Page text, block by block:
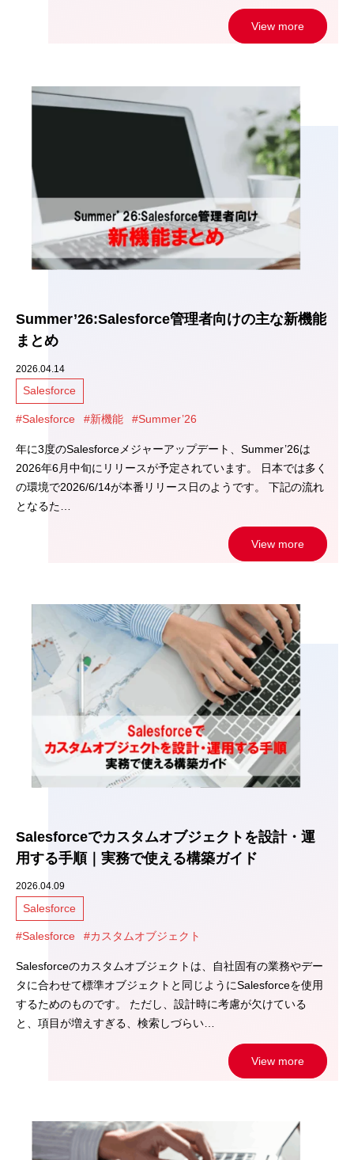
View more
Summer’26:Salesforce管理者向けの主な新機能
まとめ
2026.04.14
Salesforce
#Salesforce #新機能 #Summer’26
年に3度のSalesforceメジャーアップデート、Summer’26は
2026年6月中旬にリリースが予定されています。 日本では多く
の環境で2026/6/14が本番リリース日のようです。 下記の流れ
となるた…
View more
Salesforceでカスタムオブジェクトを設計・運
用する手順｜実務で使える構築ガイド
2026.04.09
Salesforce
#Salesforce #カスタムオブジェクト
Salesforceのカスタムオブジェクトは、自社固有の業務やデー
タに合わせて標準オブジェクトと同じようにSalesforceを使用
するためのものです。 ただし、設計時に考慮が欠けている
と、項目が増えすぎる、検索しづらい…
View more